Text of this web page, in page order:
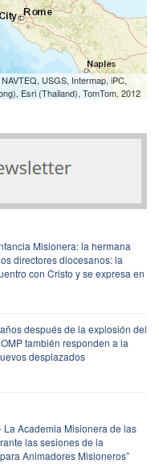
USGS, Intermap, iPC,
Esri (Thailand), TomTom, 2012
Misionera: la hermana
directores diocesanos: la
con Cristo y se expresa en
después de la explosión del
también responden a la
desplazados
La Academia Misionera de las
las sesiones de la
Animadores Misioneros”